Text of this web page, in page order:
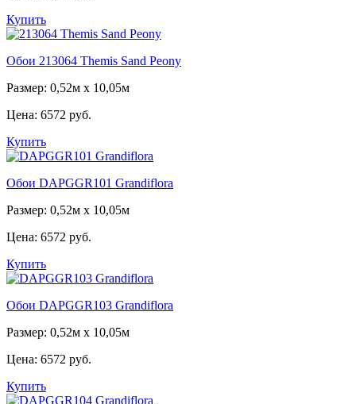
Купить
Обои 213064 Themis Sand Peony
Размер: 0,52м х 10,05м
Цена: 6572 руб.
Купить
Обои DAPGGR101 Grandiflora
Размер: 0,52м х 10,05м
Цена: 6572 руб.
Купить
Обои DAPGGR103 Grandiflora
Размер: 0,52м х 10,05м
Цена: 6572 руб.
Купить